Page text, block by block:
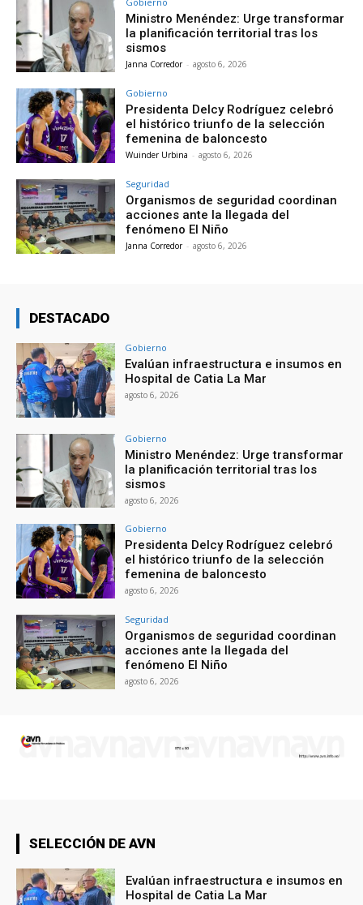
Ministro Menéndez: Urge transformar
la planificación territorial tras los
sismos
Janna Corredor - agosto 6, 2026
Gobierno
Presidenta Delcy Rodríguez celebró
el histórico triunfo de la selección
femenina de baloncesto
Wuinder Urbina - agosto 6, 2026
Seguridad
Organismos de seguridad coordinan
acciones ante la llegada del
fenómeno El Niño
Janna Corredor - agosto 6, 2026
DESTACADO
Gobierno
Evalúan infraestructura e insumos en
Hospital de Catia La Mar
agosto 6, 2026
Gobierno
Ministro Menéndez: Urge transformar
la planificación territorial tras los
sismos
agosto 6, 2026
Gobierno
Presidenta Delcy Rodríguez celebró
el histórico triunfo de la selección
femenina de baloncesto
agosto 6, 2026
Seguridad
Organismos de seguridad coordinan
acciones ante la llegada del
fenómeno El Niño
agosto 6, 2026
SELECCIÓN DE AVN
Evalúan infraestructura e insumos en
Hospital de Catia La Mar